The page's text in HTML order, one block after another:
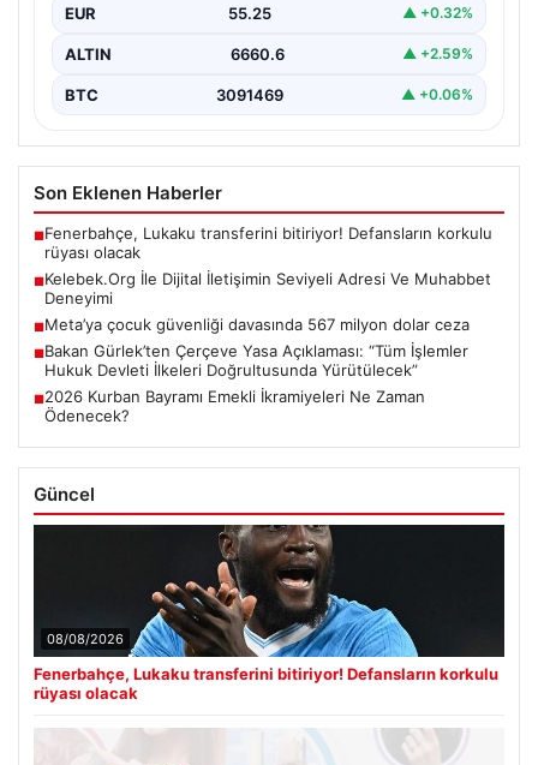
EUR 55.25 ▲ +0.32%
ALTIN 6660.6 ▲ +2.59%
BTC 3091469 ▲ +0.06%
Son Eklenen Haberler
■Fenerbahçe, Lukaku transferini bitiriyor! Defansların korkulu
rüyası olacak
■Kelebek.Org İle Dijital İletişimin Seviyeli Adresi Ve Muhabbet
Deneyimi
■Meta’ya çocuk güvenliği davasında 567 milyon dolar ceza
■Bakan Gürlek’ten Çerçeve Yasa Açıklaması: “Tüm İşlemler
Hukuk Devleti İlkeleri Doğrultusunda Yürütülecek”
■2026 Kurban Bayramı Emekli İkramiyeleri Ne Zaman
Ödenecek?
Güncel
08/08/2026
Fenerbahçe, Lukaku transferini bitiriyor! Defansların korkulu
rüyası olacak